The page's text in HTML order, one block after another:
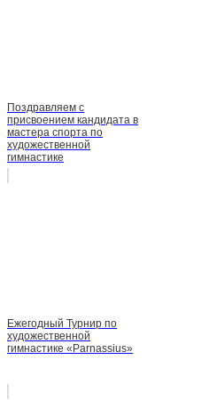
Поздравляем с
присвоением кандидата в
мастера спорта по
художественной
гимнастике
Ежегодный Турнир по
художественной
гимнастике «Parnassius»